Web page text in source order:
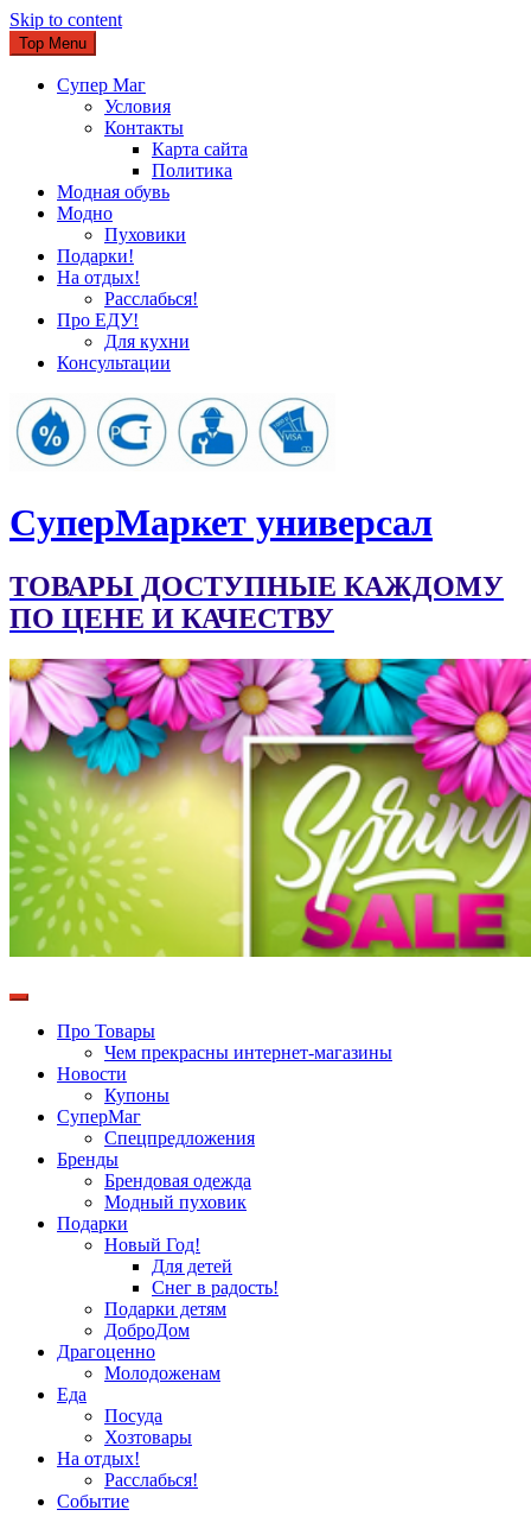
Skip to content
Top Menu
Супер Маг
Условия
Контакты
Карта сайта
Политика
Модная обувь
Модно
Пуховики
Подарки!
На отдых!
Расслабься!
Про ЕДУ!
Для кухни
Консультации
CуперМаркет универсал
ТОВАРЫ ДОСТУПНЫЕ КАЖДОМУ
ПО ЦЕНЕ И КАЧЕСТВУ
Про Товары
Чем прекрасны интернет-магазины
Новости
Купоны
СуперМаг
Спецпредложения
Бренды
Брендовая одежда
Модный пуховик
Подарки
Новый Год!
Для детей
Снег в радость!
Подарки детям
ДоброДом
Драгоценно
Молодоженам
Еда
Посуда
Хозтовары
На отдых!
Расслабься!
Событие